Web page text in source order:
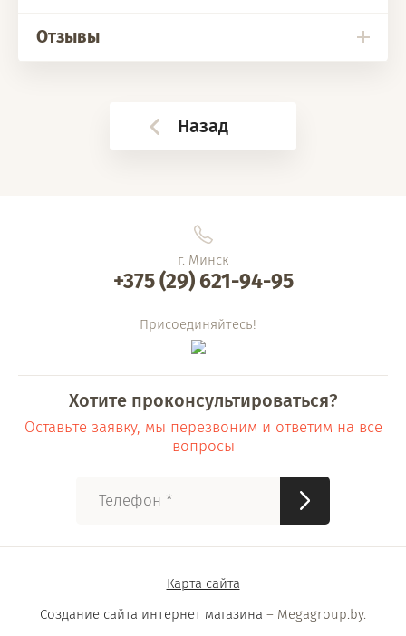
Отзывы
Назад
г. Минск
+375 (29) 621-94-95
Присоединяйтесь!
Хотите проконсультироваться?
Оставьте заявку, мы перезвоним и ответим на все
вопросы
Карта сайта
Создание сайта интернет магазина – Megagroup.by.